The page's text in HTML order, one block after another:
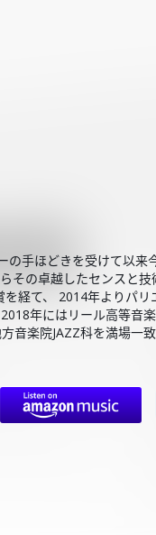
手ほどきを受けて以来
その卓越したセンスと
経て、 2014年よりパ
年にはリール高等音
音楽院JAZZ科を満場一